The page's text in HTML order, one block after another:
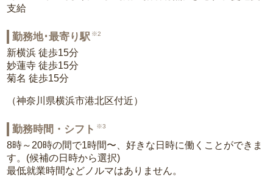
支給
勤務地･最寄り駅 ※2
新横浜 徒歩15分
妙蓮寺 徒歩15分
菊名 徒歩15分
（神奈川県横浜市港北区付近）
勤務時間・シフト ※3
8時～20時の間で1時間〜、好きな日時に働くことができま
す。(候補の日時から選択)
最低就業時間などノルマはありません。